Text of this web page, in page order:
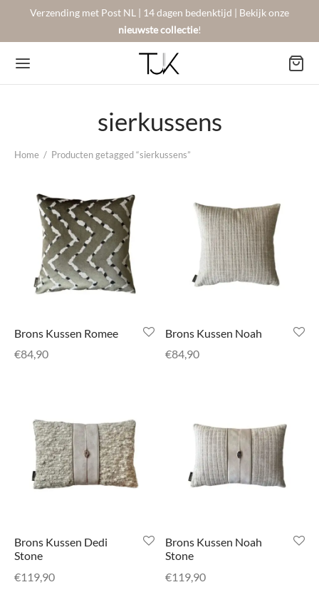
Verzending met Post NL | 14 dagen bedenktijd | Bekijk onze
nieuwste collectie!
sierkussens
Home / Producten getagged “sierkussens”
Brons Kussen Romee
€84,90
Brons Kussen Noah
€84,90
Brons Kussen Dedi
Stone
€119,90
Brons Kussen Noah
Stone
€119,90
Favorites
Berger New!
Kussens
& Schalen
vragen
Voorwaarden
Policy